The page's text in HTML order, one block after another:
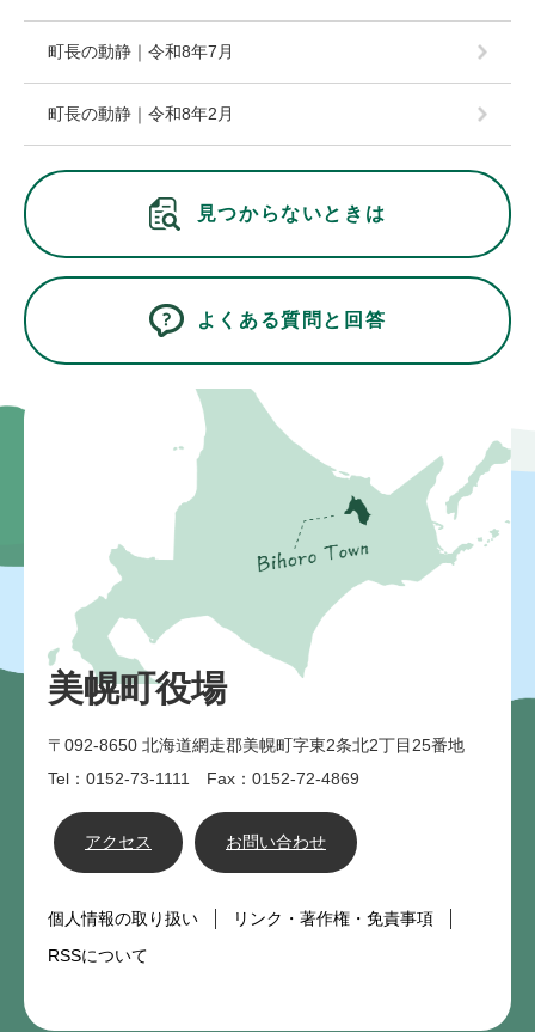
町長の動静｜令和8年7月
町長の動静｜令和8年2月
見つからないときは
よくある質問と回答
美幌町役場
〒092-8650 北海道網走郡美幌町字東2条北2丁目25番地
Tel：0152-73-1111 Fax：0152-72-4869
アクセス お問い合わせ
個人情報の取り扱い
リンク・著作権・免責事項
RSSについて